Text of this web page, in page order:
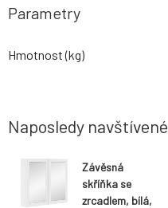
Parametry
Hmotnost (kg)
Naposledy navštívené
Závěsná
skříňka se
zrcadlem, bílá,